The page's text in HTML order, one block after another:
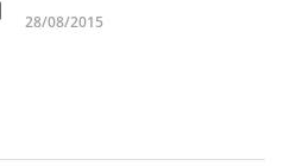
28/08/2015